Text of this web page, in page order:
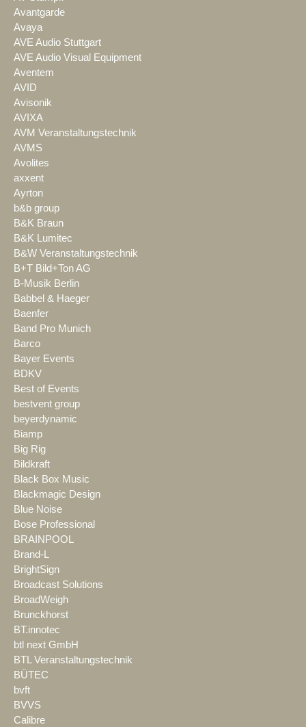
Avantgarde
Avaya
AVE Audio Stuttgart
AVE Audio Visual Equipment
Aventem
AVID
Avisonik
AVIXA
AVM Veranstaltungstechnik
AVMS
Avolites
axxent
Ayrton
b&b group
B&K Braun
B&K Lumitec
B&W Veranstaltungstechnik
B+T Bild+Ton AG
B-Musik Berlin
Babbel & Haeger
Baenfer
Band Pro Munich
Barco
Bayer Events
BDKV
Best of Events
bestvent group
beyerdynamic
Biamp
Big Rig
Bildkraft
Black Box Music
Blackmagic Design
Blue Noise
Bose Professional
BRAINPOOL
Brand-L
BrightSign
Broadcast Solutions
BroadWeigh
Brunckhorst
BT.innotec
btl next GmbH
BTL Veranstaltungstechnik
BÜTEC
bvft
BVVS
Calibre